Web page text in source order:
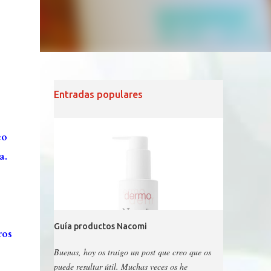
Entradas populares
Guía productos Nacomi
Buenas, hoy os traigo un post que creo que os
puede resultar útil. Muchas veces os he